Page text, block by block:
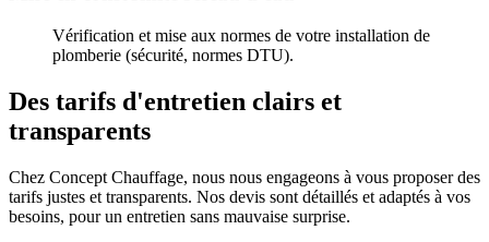
Vérification et mise aux normes de votre installation de
plomberie (sécurité, normes DTU).
Des tarifs d'entretien clairs et
transparents
Chez Concept Chauffage, nous nous engageons à vous proposer des
tarifs justes et transparents. Nos devis sont détaillés et adaptés à vos
besoins, pour un entretien sans mauvaise surprise.